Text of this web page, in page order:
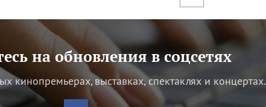
на обновления в соцсетях
выставках, спектаклях и концертах.